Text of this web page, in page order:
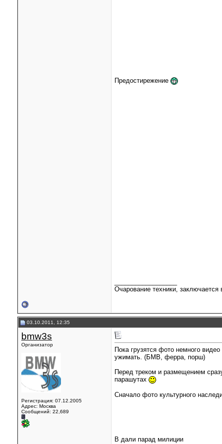
Предостирежение
Очарование техники, заключается
03.10.2011, 12:35
bmw3s
Организатор
Регистрация: 07.12.2005
Адрес: Москва
Сообщений: 22,689
Пока грузятся фото немного
ужимать. (БМВ, ферра, порш)
Перед треком и размещением
парашутах
Сначало фото культурного
В дали парад милиции